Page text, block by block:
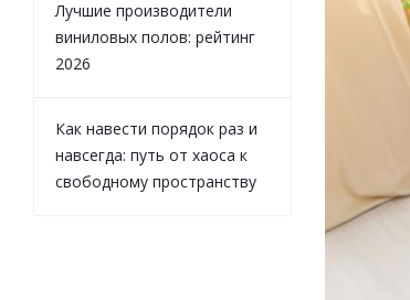
Лучшие производители
виниловых полов: рейтинг
2026
Как навести порядок раз и
навсегда: путь от хаоса к
свободному пространству